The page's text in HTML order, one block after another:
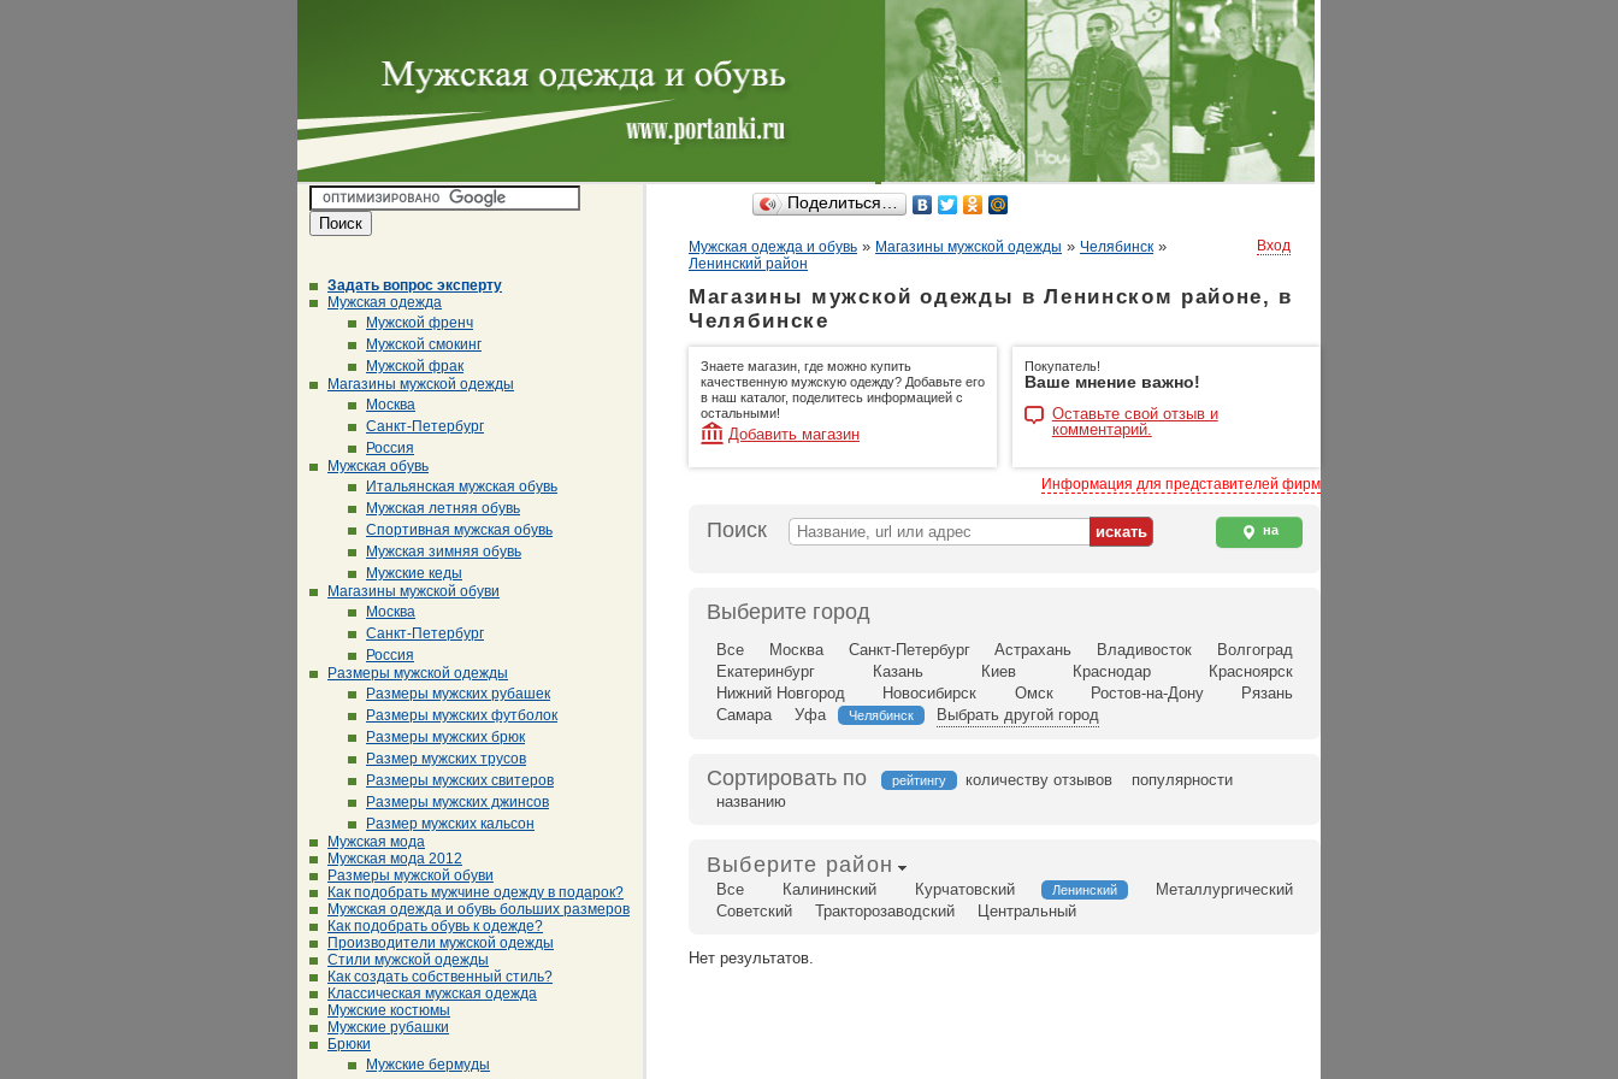
Задать вопрос эксперту
Мужская одежда
Мужской френч
Мужской смокинг
Мужской фрак
Магазины мужской одежды
Москва
Санкт-Петербург
Россия
Мужская обувь
Итальянская мужская обувь
Мужская летняя обувь
Спортивная мужская обувь
Мужская зимняя обувь
Мужские кеды
Магазины мужской обуви
Москва
Санкт-Петербург
Россия
Размеры мужской одежды
Размеры мужских рубашек
Размеры мужских футболок
Размеры мужских брюк
Размер мужских трусов
Размеры мужских свитеров
Размеры мужских джинсов
Размер мужских кальсон
Мужская мода
Мужская мода 2012
Размеры мужской обуви
Как подобрать мужчине одежду в подарок?
Мужская одежда и обувь больших размеров
Как подобрать обувь к одежде?
Производители мужской одежды
Стили мужской одежды
Как создать собственный стиль?
Классическая мужская одежда
Мужские костюмы
Мужские рубашки
Брюки
Мужские бермуды
Поделиться…
Мужская одежда и обувь » Магазины мужской одежды » Челябинск »
Ленинский район
Вход
Магазины мужской одежды в Ленинском районе, в
Челябинске
Знаете магазин, где можно купить
качественную мужскую одежду? Добавьте его
в наш каталог, поделитесь информацией с
остальными!
Добавить магазин
Покупатель!
Ваше мнение важно!
Оставьте свой отзыв и
комментарий.
Информация для представителей фирм
Поиск
на
Выберите город
Все Москва Санкт-Петербург Астрахань Владивосток
Волгоград
Екатеринбург
Казань Киев Краснодар
Красноярск
Нижний Новгород
Новосибирск Омск Ростов-на-Дону
Рязань
Самара
Уфа Челябинск Выбрать другой город
Сортировать по рейтингу количеству отзывов
популярности
названию
Выберите район
Все Калининский Курчатовский Ленинский
Металлургический
Советский
Тракторозаводский Центральный
Нет результатов.